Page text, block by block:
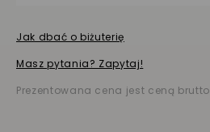
Jak dbać o biżuterię
Masz pytania? Zapytaj!
Prezentowana cena jest ceną brutto